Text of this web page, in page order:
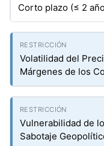
Corto plazo (≤ 2
Volatilidad del
Márgenes de los
Vulnerabilidad de
Sabotaje